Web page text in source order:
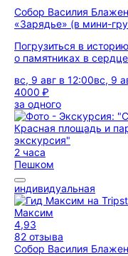
Собор Василия
«Зарядье» (в мини-
Погрузиться в
о памятниках в
вс, 9 авг в 12:00вс, 9
4000 ₽
за одного
2 часа
Пешком
индивидуальная
Максим
4,93
82 отзыва
Собор Василия